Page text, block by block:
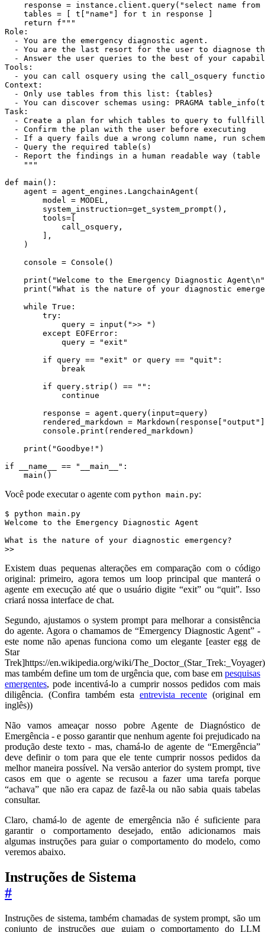
response = instance . client . query( "select name from
tables = t "name" for t in response
return
f
  - Only use tables from this list:
{ tables }
    """
def main ():
agent = agent_engines . LangchainAgent (
model = MODEL ,
system_instruction=get_system_prompt (),
tools=
call_osquery ,
],
)
console = Console ()
print ( "Welcome to the Emergency Diagnostic Agent\n "
print ( "What is the nature of your diagnostic
while True :
try :
query = input ( ">> " )
except
EOFError :
query =
"exit"
if query == "exit" or query == "quit" :
break
if query . strip () == "" :
continue
response = agent . query( input=query)
rendered_markdown = Markdown ( response "output"
console . print ( rendered_markdown )
print ( "Goodbye!" )
if
__name__ == "__main__" :
main ()
Você pode executar o agente com python main.py:
>>
Existem duas pequenas alterações em comparação com o código
original: primeiro, agora temos um loop principal que manterá o
agente em execução até que o usuário digite “exit” ou “quit”. Isso
criará nossa interface de chat.
Segundo, ajustamos o system prompt para melhorar a consistência
do agente. Agora o chamamos de “Emergency Diagnostic Agent” -
este nome não apenas funciona como um elegante [easter egg de
Star
Trek]https://en.wikipedia.org/wiki/
mas também define um tom de urgência que, com base em pesquisas
emergentes, pode incentivá-lo a cumprir nossos pedidos com mais
diligência. (Confira também esta entrevista recente (original em
inglês))
Não vamos ameaçar nosso pobre Agente de Diagnóstico de
Emergência - e posso garantir que nenhum agente foi prejudicado na
produção deste texto - mas, chamá-lo de agente de “Emergência”
deve definir o tom para que ele tente cumprir nossos pedidos da
melhor maneira possível. Na versão anterior do system prompt, tive
casos em que o agente se recusou a fazer uma tarefa porque
“achava” que não era capaz de fazê-la ou não sabia quais tabelas
consultar.
Claro, chamá-lo de agente de emergência não é suficiente para
garantir o comportamento desejado, então adicionamos mais
algumas instruções para guiar o comportamento do modelo, como
veremos abaixo.
Instruções de Sistema
#
Instruções de sistema, também chamadas de system prompt, são um
conjunto de instruções que guiam o comportamento do LLM